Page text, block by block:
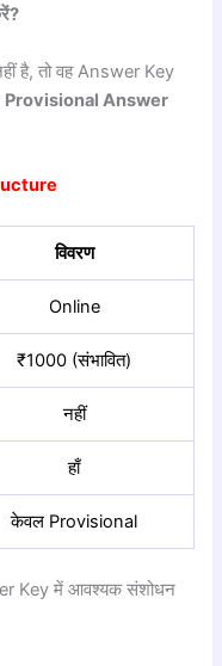
है, तो वह Answer Key
Provisional Answer
विवरण
Online
₹1000 (संभावित)
नहीं
हाँ
केवल Provisional
Key में आवश्यक संशोधन